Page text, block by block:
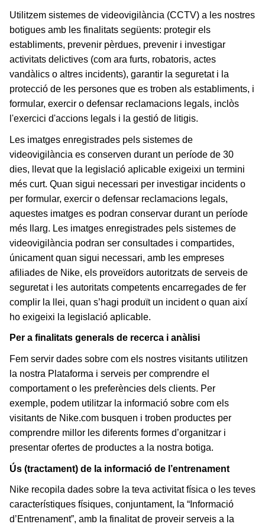
Utilitzem sistemes de videovigilància (CCTV) a les nostres
botigues amb les finalitats següents: protegir els
establiments, prevenir pèrdues, prevenir i investigar
activitats delictives (com ara furts, robatoris, actes
vandàlics o altres incidents), garantir la seguretat i la
protecció de les persones que es troben als establiments, i
formular, exercir o defensar reclamacions legals, inclòs
l'exercici d'accions legals i la gestió de litigis.
Les imatges enregistrades pels sistemes de
videovigilància es conserven durant un període de 30
dies, llevat que la legislació aplicable exigeixi un termini
més curt. Quan sigui necessari per investigar incidents o
per formular, exercir o defensar reclamacions legals,
aquestes imatges es podran conservar durant un període
més llarg. Les imatges enregistrades pels sistemes de
videovigilància podran ser consultades i compartides,
únicament quan sigui necessari, amb les empreses
afiliades de Nike, els proveïdors autoritzats de serveis de
seguretat i les autoritats competents encarregades de fer
complir la llei, quan s’hagi produït un incident o quan així
ho exigeixi la legislació aplicable.
Per a finalitats generals de recerca i anàlisi
Fem servir dades sobre com els nostres visitants utilitzen
la nostra Plataforma i serveis per comprendre el
comportament o les preferències dels clients. Per
exemple, podem utilitzar la informació sobre com els
visitants de Nike.com busquen i troben productes per
comprendre millor les diferents formes d’organitzar i
presentar ofertes de productes a la nostra botiga.
Ús (tractament) de la informació de l’entrenament
Nike recopila dades sobre la teva activitat física o les teves
característiques físiques, conjuntament, la “Informació
d’Entrenament”, amb la finalitat de proveir serveis a la